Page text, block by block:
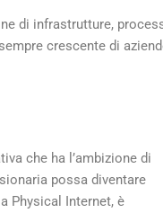
di infrastrutture,
crescente di
che ha l’ambizione di
possa diventare
Physical Internet, è